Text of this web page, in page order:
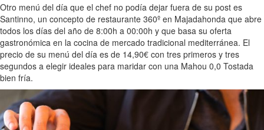
Otro menú del día que el chef no podía dejar fuera de su post es
Santinno, un concepto de restaurante 360º en Majadahonda que abre
todos los días del año de 8:00h a 00:00h y que basa su oferta
gastronómica en la cocina de mercado tradicional mediterránea. El
precio de su menú del día es de 14,90€ con tres primeros y tres
segundos a elegir ideales para maridar con una Mahou 0,0 Tostada
bien fría.